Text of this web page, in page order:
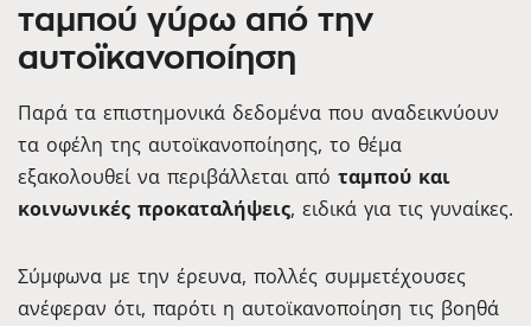
ταμπού γύρω από την
αυτοϊκανοποίηση
Παρά τα επιστημονικά δεδομένα που αναδεικνύουν
τα οφέλη της αυτοϊκανοποίησης, το θέμα
εξακολουθεί να περιβάλλεται από ταμπού και
κοινωνικές προκαταλήψεις, ειδικά για τις γυναίκες.
Σύμφωνα με την έρευνα, πολλές συμμετέχουσες
ανέφεραν ότι, παρότι η αυτοϊκανοποίηση τις βοηθά